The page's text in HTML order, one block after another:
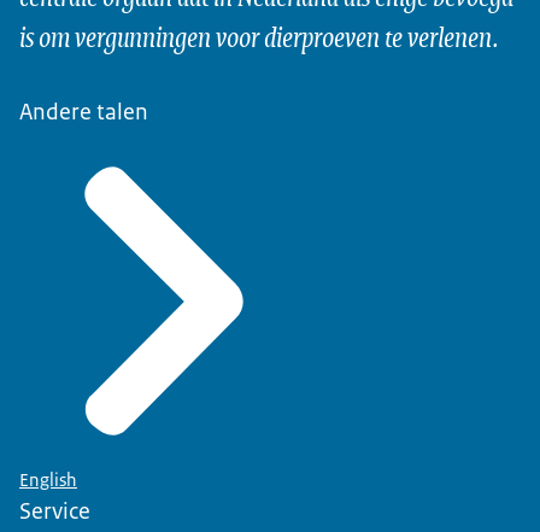
is om vergunningen voor dierproeven te verlenen.
Andere talen
English
Service